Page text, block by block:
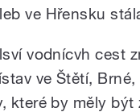
ve Hřensku
vodnícvh cest
ve Štětí,
které by měly